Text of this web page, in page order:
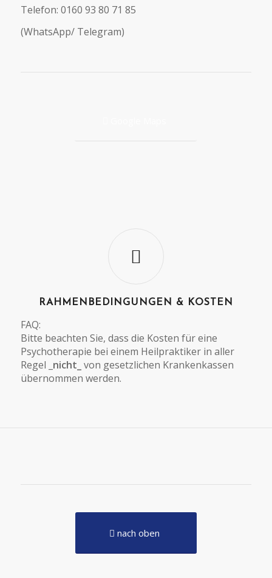
Telefon: 0160 93 80 71 85
(WhatsApp/ Telegram)
RAHMENBEDINGUNGEN & KOSTEN
FAQ:
Bitte beachten Sie, dass die Kosten für eine
Psychotherapie bei einem Heilpraktiker in aller
Regel _ nicht_ von gesetzlichen Krankenkassen
übernommen werden.
nach oben